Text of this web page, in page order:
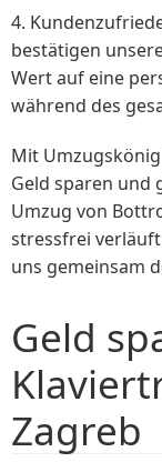
4.
bestätigen
Wert auf eine
während des
Mit
Geld sparen und
Umzug von
stressfrei
uns gemeinsam
Geld
Zagreb